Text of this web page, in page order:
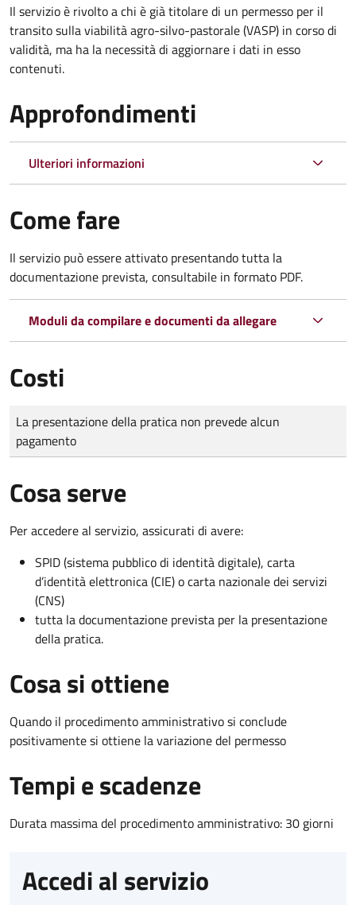
Il servizio è rivolto a chi è già titolare di un permesso per il
transito sulla viabilità agro-silvo-pastorale (VASP) in corso di
validità, ma ha la necessità di aggiornare i dati in esso
contenuti.
Approfondimenti
Ulteriori informazioni
Come fare
Il servizio può essere attivato presentando tutta la
documentazione prevista, consultabile in formato PDF.
Moduli da compilare e documenti da allegare
Costi
Tipo di pagamento
Importo
La presentazione della pratica non prevede alcun
pagamento
Cosa serve
Per accedere al servizio, assicurati di avere:
SPID (sistema pubblico di identità digitale), carta
d’identità elettronica (CIE) o carta nazionale dei servizi
(CNS)
tutta la documentazione prevista per la presentazione
della pratica.
Cosa si ottiene
Quando il procedimento amministrativo si conclude
positivamente si ottiene la variazione del permesso
Tempi e scadenze
Durata massima del procedimento amministrativo: 30 giorni
Accedi al servizio